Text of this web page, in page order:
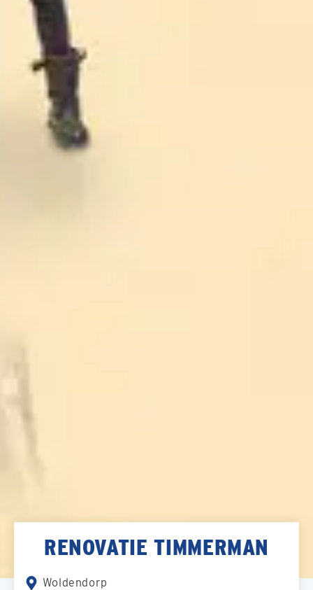
RENOVATIE TIMMERMAN
Woldendorp